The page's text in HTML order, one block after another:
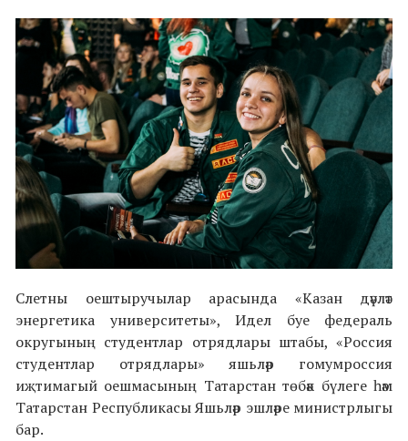
Слетны оештыручылар арасында «Казан дәүләт
энергетика университеты», Идел буе федераль
округының студентлар отрядлары штабы, «Россия
студентлар отрядлары» яшьләр гомумроссия
иҗтимагый оешмасының Татарстан төбәк бүлеге һәм
Татарстан Республикасы Яшьләр эшләре министрлыгы
бар.